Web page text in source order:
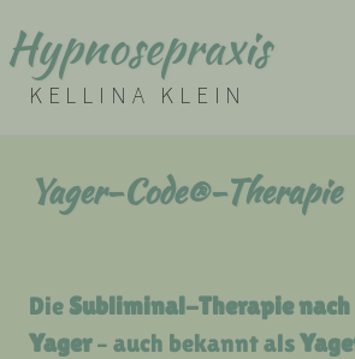
Hypnosepraxis
KELLINA KLEIN
Yager-Code®-Therapie
Die Subliminal-Therapie nach
Yager– auch bekannt als